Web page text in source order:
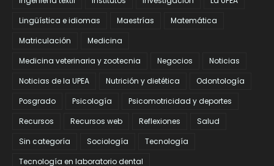
Lingüística e idiomas
Maestrías
Matemática
Matriculación
Medicina
Medicina veterinaria y zootecnia
Negocios
Noticias
Noticias de la UPEA
Nutrición y dietética
Odontología
Posgrado
Psicología
Psicomotricidad y deportes
Recursos
Recursos web Reflexiones
Salud
Sin categoría
Sociología
Tecnología
Tecnología en laboratorio dental